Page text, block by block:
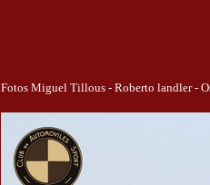
Fotos Miguel Tillous - Roberto landler -